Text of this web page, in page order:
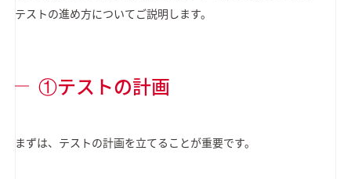
テストの進め方についてご説明します。
①テストの計画
まずは、テストの計画を立てることが重要です。